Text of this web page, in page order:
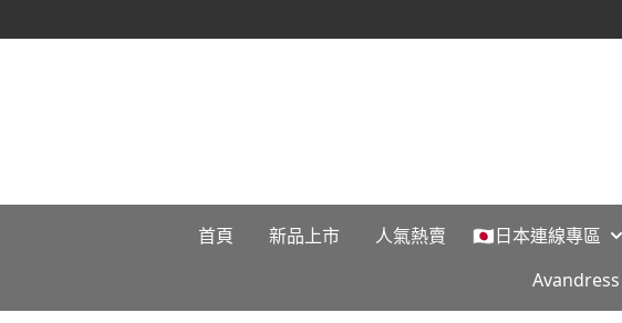
首頁 新品上市 人氣熱賣 🇯🇵日本連線專區
Avandress